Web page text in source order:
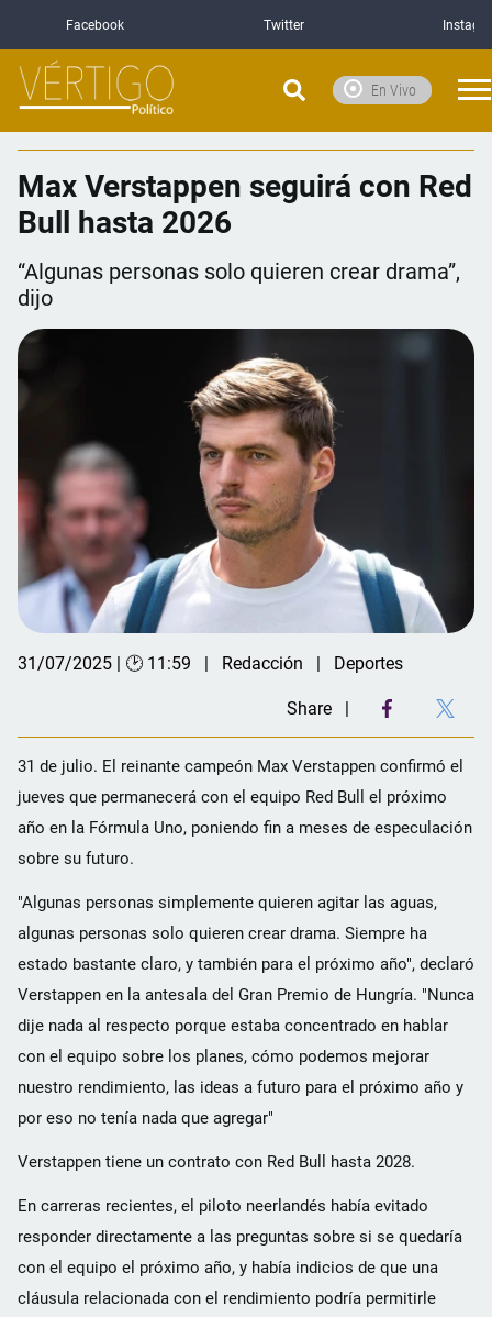
Facebook Twitter
En Vivo
Max Verstappen seguirá con Red
Bull hasta 2026
“Algunas personas solo quieren crear drama”,
dijo
31/07/2025 | 🕑 11:59 Redacción Deportes
Share
31 de julio. El reinante campeón Max Verstappen confirmó el
jueves que permanecerá con el equipo Red Bull el próximo
año en la Fórmula Uno, poniendo fin a meses de especulación
sobre su futuro.
"Algunas personas simplemente quieren agitar las aguas,
algunas personas solo quieren crear drama. Siempre ha
estado bastante claro, y también para el próximo año", declaró
Verstappen en la antesala del Gran Premio de Hungría. "Nunca
dije nada al respecto porque estaba concentrado en hablar
con el equipo sobre los planes, cómo podemos mejorar
nuestro rendimiento, las ideas a futuro para el próximo año y
por eso no tenía nada que agregar"
Verstappen tiene un contrato con Red Bull hasta 2028.
En carreras recientes, el piloto neerlandés había evitado
responder directamente a las preguntas sobre si se quedaría
con el equipo el próximo año, y había indicios de que una
cláusula relacionada con el rendimiento podría permitirle